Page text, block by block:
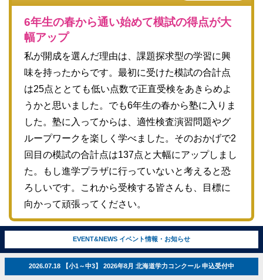
6年生の春から通い始めて模試の得点が大
幅アップ
私が開成を選んだ理由は、課題探求型の学習に興
味を持ったからです。最初に受けた模試の合計点
は25点ととても低い点数で正直受検をあきらめよ
うかと思いました。でも6年生の春から塾に入りま
した。塾に入ってからは、適性検査演習問題やグ
ループワークを楽しく学べました。そのおかげで2
回目の模試の合計点は137点と大幅にアップしまし
た。もし進学プラザに行っていないと考えると恐
ろしいです。これから受検する皆さんも、目標に
向かって頑張ってください。
小杉 奈央さん
EVENT&NEWS イベント情報・お知らせ
2026.07.18 【小1～中3】 2026年8月 北海道学力コンクール 申込受付中